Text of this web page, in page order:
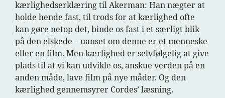
kærlighedserklæring til Akerman: Han nægter at
holde hende fast, til trods for at kærlighed ofte
kan gøre netop det, binde os fast i et særligt blik
på den elskede – uanset om denne er et menneske
eller en film. Men kærlighed er selvfølgelig at give
plads til at vi kan udvikle os, anskue verden på en
anden måde, lave film på nye måder. Og den
kærlighed gennemsyrer Cordes’ læsning.